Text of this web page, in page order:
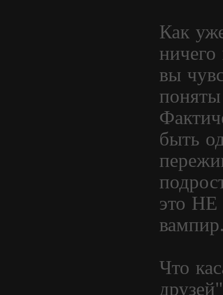
Как
вы
поняты
быть
это НЕ
Что